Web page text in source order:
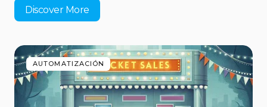
Discover More
AUTOMATIZACIÓN